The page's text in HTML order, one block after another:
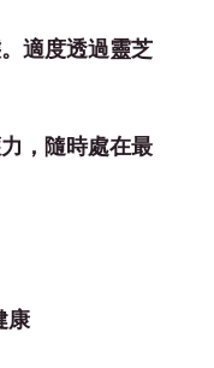
。適度透過靈芝
力，隨時處在最
康